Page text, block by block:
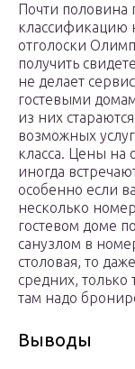
Почти половина
классификацию
отголоски
получить
не делает
гостевыми
из них
возможных
класса. Цены на
иногда
особенно если
несколько
гостевом доме
санузлом в
столовая, то
средних, только
там надо
Выводы